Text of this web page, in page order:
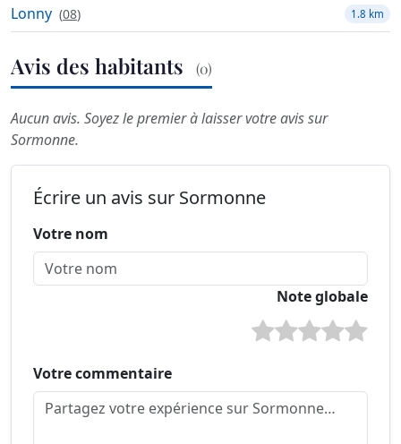
Lonny (08) 1.8 km
Avis des habitants (0)
Aucun avis. Soyez le premier à laisser votre avis sur
Sormonne.
Écrire un avis sur Sormonne
Votre nom
Note globale
Votre commentaire